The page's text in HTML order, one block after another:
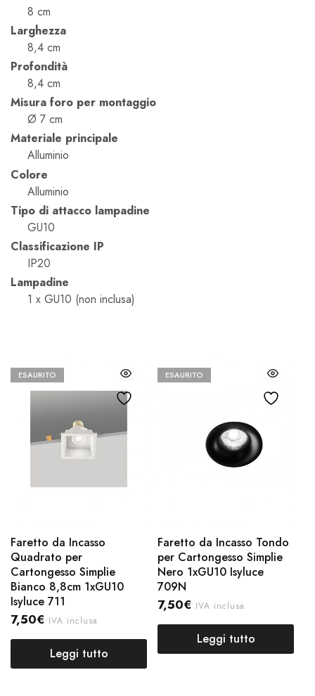
8 cm
Larghezza
8,4 cm
Profondità
8,4 cm
Misura foro per montaggio
Ø 7 cm
Materiale principale
Alluminio
Colore
Alluminio
Tipo di attacco lampadine
GU10
Classificazione IP
IP20
Lampadine
1 x GU10 (non inclusa)
ESAURITO
Faretto da Incasso
Quadrato per
Cartongesso Simplie
Bianco 8,8cm 1xGU10
Isyluce 711
7,50€ IVA inclusa
Leggi tutto
ESAURITO
Faretto da Incasso Tondo
per Cartongesso Simplie
Nero 1xGU10 Isyluce
709N
7,50€ IVA inclusa
Leggi tutto